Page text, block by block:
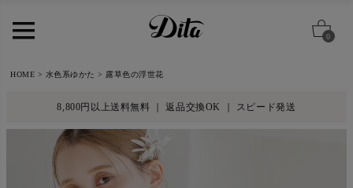
0
HOME 水色系ゆかた 露草色の浮世花
8,800円以上送料無料 ｜ 返品交換OK ｜ スピード発送